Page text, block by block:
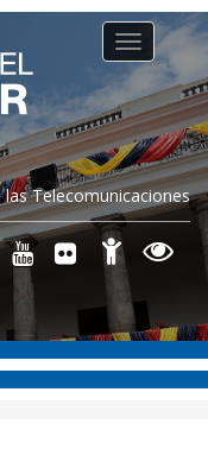
Telecomunicaciones
Toggle
navigation